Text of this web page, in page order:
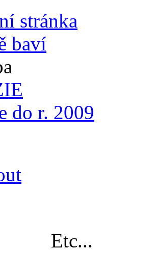
stránka
baví
do r. 2009